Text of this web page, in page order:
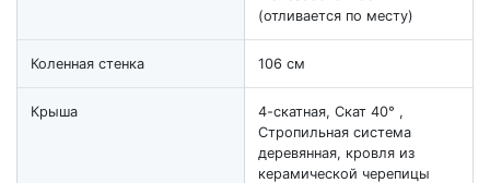
(отливается по месту)
Коленная стенка 106 см
Крыша
4-скатная, Скат 40° ,
Стропильная система
деревянная, кровля из
керамической черепицы